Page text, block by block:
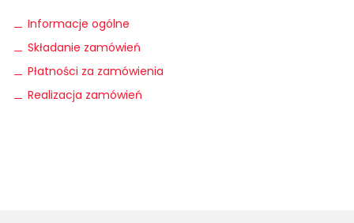
Informacje ogólne
Składanie zamówień
Płatności za zamówienia
Realizacja zamówień